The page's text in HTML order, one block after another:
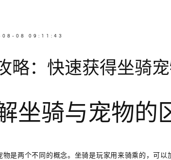
08-08 09:11:43
略：快速获得坐骑
坐骑与宠物的
是两个不同的概念。坐骑是玩家用来骑乘的，可